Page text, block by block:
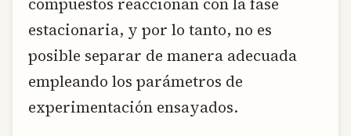
estacionaria, y por lo tanto, no es
posible separar de manera adecuada
empleando los parámetros de
experimentación ensayados.